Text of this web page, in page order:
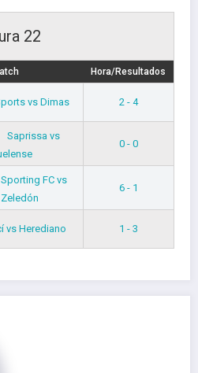
22
Hora/Resultados
vs Dimas 2 - 4
Saprissa vs
0 - 0
Sporting FC vs
6 - 1
vs Herediano 1 - 3